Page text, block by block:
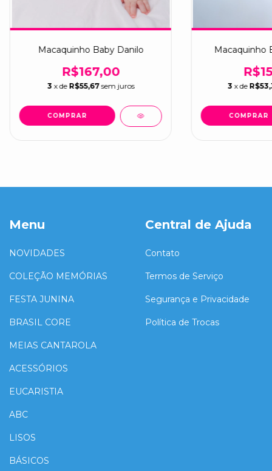
Macaquinho Baby Danilo
R$167,00
3 x de R$55,67 sem juros
COMPRAR
Macaquinho
3 x de
COMPRAR
Menu
NOVIDADES
COLEÇÃO MEMÓRIAS
FESTA JUNINA
BRASIL CORE
MEIAS CANTAROLA
ACESSÓRIOS
EUCARISTIA
ABC
LISOS
BÁSICOS
Central de Ajuda
Contato
Termos de Serviço
Segurança e Privacidade
Política de Trocas